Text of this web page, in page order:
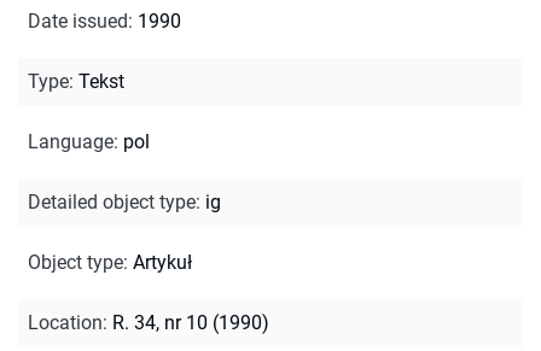
Date issued: 1990
Type: Tekst
Language: pol
Detailed object type: ig
Object type: Artykuł
Location: R. 34, nr 10 (1990)